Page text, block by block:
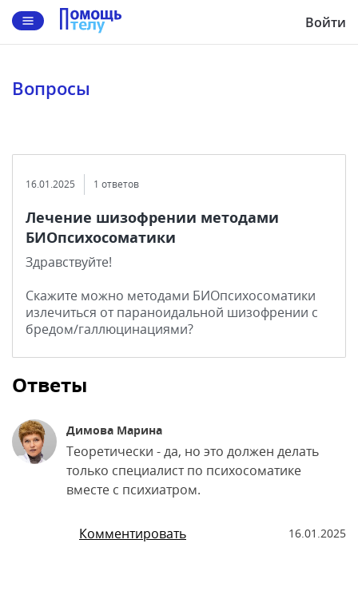
Войти
Вопросы
16.01.2025 1 ответов
Лечение шизофрении методами
БИОпсихосоматики
Здравствуйте!
Скажите можно методами БИОпсихосоматики
излечиться от параноидальной шизофрении с
бредом/галлюцинациями?
Ответы
Димова Марина
Теоретически - да, но это должен делать
только специалист по психосоматике
вместе с психиатром.
Комментировать 16.01.2025